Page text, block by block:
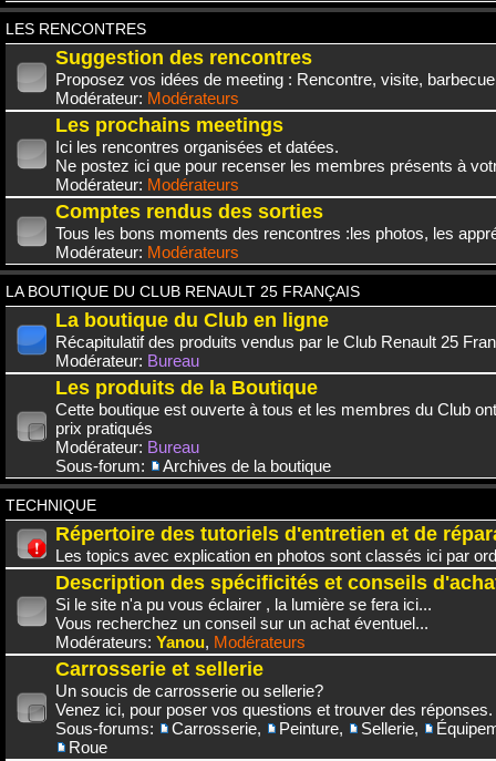
LES RENCONTRES
Suggestion des rencontres
Proposez vos idées de meeting : Rencontre, visite,
Modérateur: Modérateurs
Les prochains meetings
Ici les rencontres organisées et datées.
Ne postez ici que pour recenser les membres présents à
Modérateur: Modérateurs
Comptes rendus des sorties
Tous les bons moments des rencontres :les photos, les
Modérateur: Modérateurs
LA BOUTIQUE DU CLUB RENAULT 25 FRANÇAIS
La boutique du Club en ligne
Récapitulatif des produits vendus par le Club Renault 25
Modérateur: Bureau
Les produits de la Boutique
Cette boutique est ouverte à tous et les membres du Club
prix pratiqués
Modérateur: Bureau
Sous-forum:
Archives de la boutique
TECHNIQUE
Répertoire des tutoriels d'entretien et de
Les topics avec explication en photos sont classés ici par
Description des spécificités et conseils
Si le site n'a pu vous éclairer , la lumière se fera ici...
Vous recherchez un conseil sur un achat éventuel...
Modérateurs: Yanou, Modérateurs
Carrosserie et sellerie
Un soucis de carrosserie ou sellerie?
Venez ici, pour poser vos questions et trouver des réponses.
Sous-forums:
Carrosserie, Peinture, Sellerie,
Roue